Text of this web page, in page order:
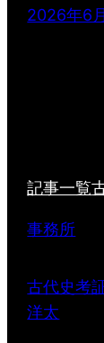
2026年6
記事一覧
事務所
古代史考
洋太